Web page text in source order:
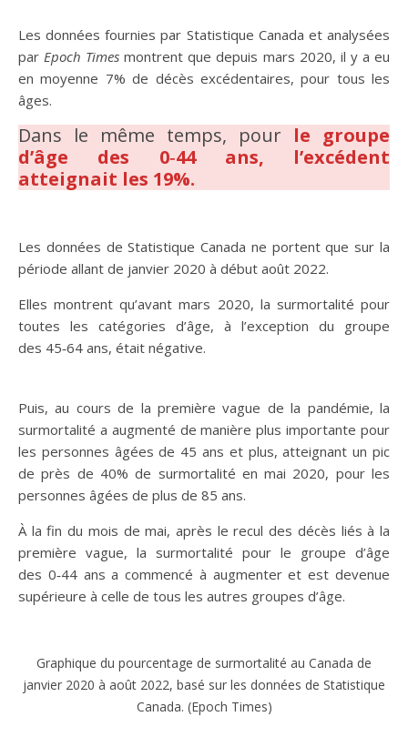
Les données fournies par Statistique Canada et analysées
parEpoch Timesmontrent que depuis mars 2020, il y a eu
en moyenne 7% de décès excédentaires, pour tous les
âges.
Dans le même temps, pour le groupe
d’âge des 0‑44 ans, l’excédent
atteignait les 19%.
Les données de Statistique Canada ne portent que sur la
période allant de janvier 2020 à début août 2022.
Elles montrent qu’avant mars 2020, la surmortalité pour
toutes les catégories d’âge, à l’exception du groupe
des 45‑64 ans, était négative.
Puis, au cours de la première vague de la pandémie, la
surmortalité a augmenté de manière plus importante pour
les personnes âgées de 45 ans et plus, atteignant un pic
de près de 40% de surmortalité en mai 2020, pour les
personnes âgées de plus de 85 ans.
À la fin du mois de mai, après le recul des décès liés à la
première vague, la surmortalité pour le groupe d’âge
des 0‑44 ans a commencé à augmenter et est devenue
supérieure à celle de tous les autres groupes d’âge.
Graphique du pourcentage de surmortalité au Canada de
janvier 2020 à août 2022, basé sur les données de Statistique
Canada. (Epoch Times)